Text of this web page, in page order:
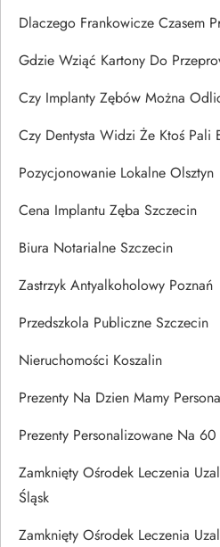
Dlaczego Frankowicze Czasem
Gdzie Wziąć Kartony Do
Czy Implanty Zębów Można
Czy Dentysta Widzi Że Ktoś Pali
Pozycjonowanie Lokalne Olsztyn
Cena Implantu Zęba Szczecin
Biura Notarialne Szczecin
Zastrzyk Antyalkoholowy Poznań
Przedszkola Publiczne Szczecin
Nieruchomości Koszalin
Prezenty Na Dzien Mamy
Prezenty Personalizowane Na
Zamknięty Ośrodek Leczenia
Śląsk
Zamknięty Ośrodek Leczenia